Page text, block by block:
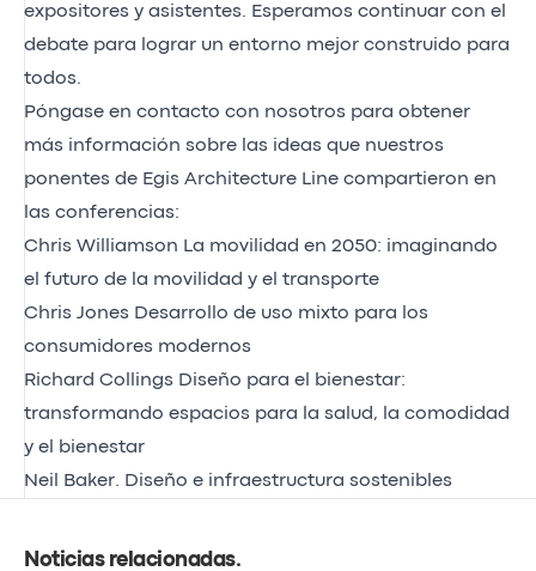
expositores y asistentes. Esperamos continuar con el
debate para lograr un entorno mejor construido para
todos.
Póngase en contacto con nosotros para obtener
más información sobre las ideas que nuestros
ponentes de Egis Architecture Line compartieron en
las conferencias:
Chris Williamson La movilidad en 2050: imaginando
el futuro de la movilidad y el transporte
Chris Jones Desarrollo de uso mixto para los
consumidores modernos
Richard Collings Diseño para el bienestar:
transformando espacios para la salud, la comodidad
y el bienestar
Neil Baker. Diseño e infraestructura sostenibles
Noticias relacionadas.